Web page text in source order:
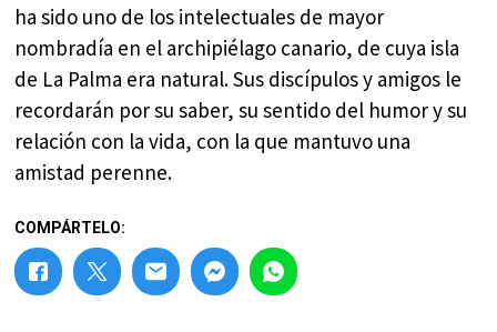
ha sido uno de los intelectuales de mayor
nombradía en el archipiélago canario, de cuya isla
de La Palma era natural. Sus discípulos y amigos le
recordarán por su saber, su sentido del humor y su
relación con la vida, con la que mantuvo una
amistad perenne.
COMPÁRTELO: